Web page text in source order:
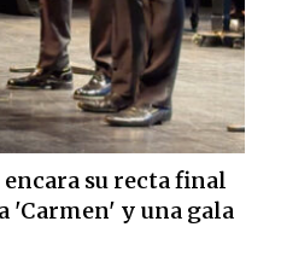
su recta final
'Carmen' y una gala